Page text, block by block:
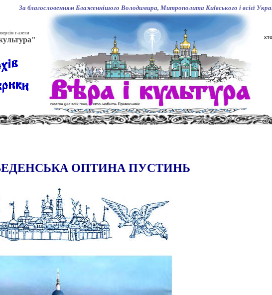
За благословенням Блаженнішого Володимира, Митрополита Київського і всієї
газети
ОПТИНА ПУСТИНЬ